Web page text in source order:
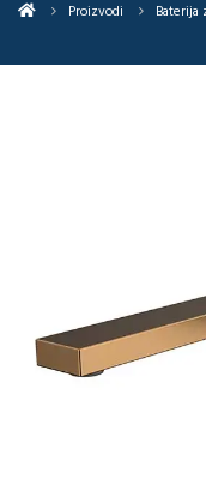
Proizvodi Baterija